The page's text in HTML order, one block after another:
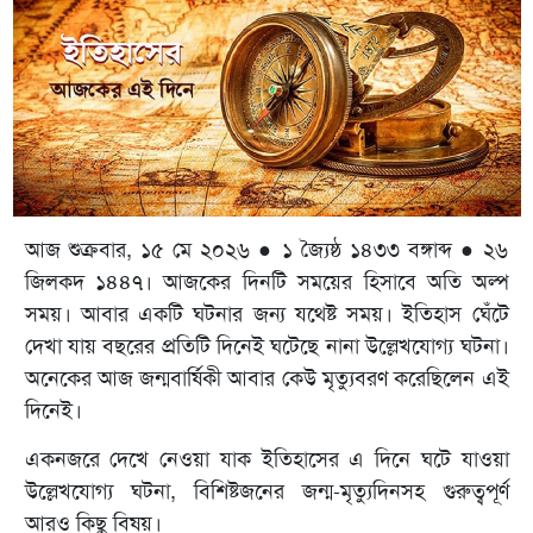
আজ শুক্রবার, ১৫ মে ২০২৬ ● ১ জ্যৈষ্ঠ ১৪৩৩ বঙ্গাব্দ ● ২৬
জিলকদ ১৪৪৭। আজকের দিনটি সময়ের হিসাবে অতি অল্প
সময়। আবার একটি ঘটনার জন্য যথেষ্ট সময়। ইতিহাস ঘেঁটে
দেখা যায় বছরের প্রতিটি দিনেই ঘটেছে নানা উল্লেখযোগ্য ঘটনা।
অনেকের আজ জন্মবার্ষিকী আবার কেউ মৃত্যুবরণ করেছিলেন এই
দিনেই।
একনজরে দেখে নেওয়া যাক ইতিহাসের এ দিনে ঘটে যাওয়া
উল্লেখযোগ্য ঘটনা, বিশিষ্টজনের জন্ম-মৃত্যুদিনসহ গুরুত্বপূর্ণ
আরও কিছু বিষয়।